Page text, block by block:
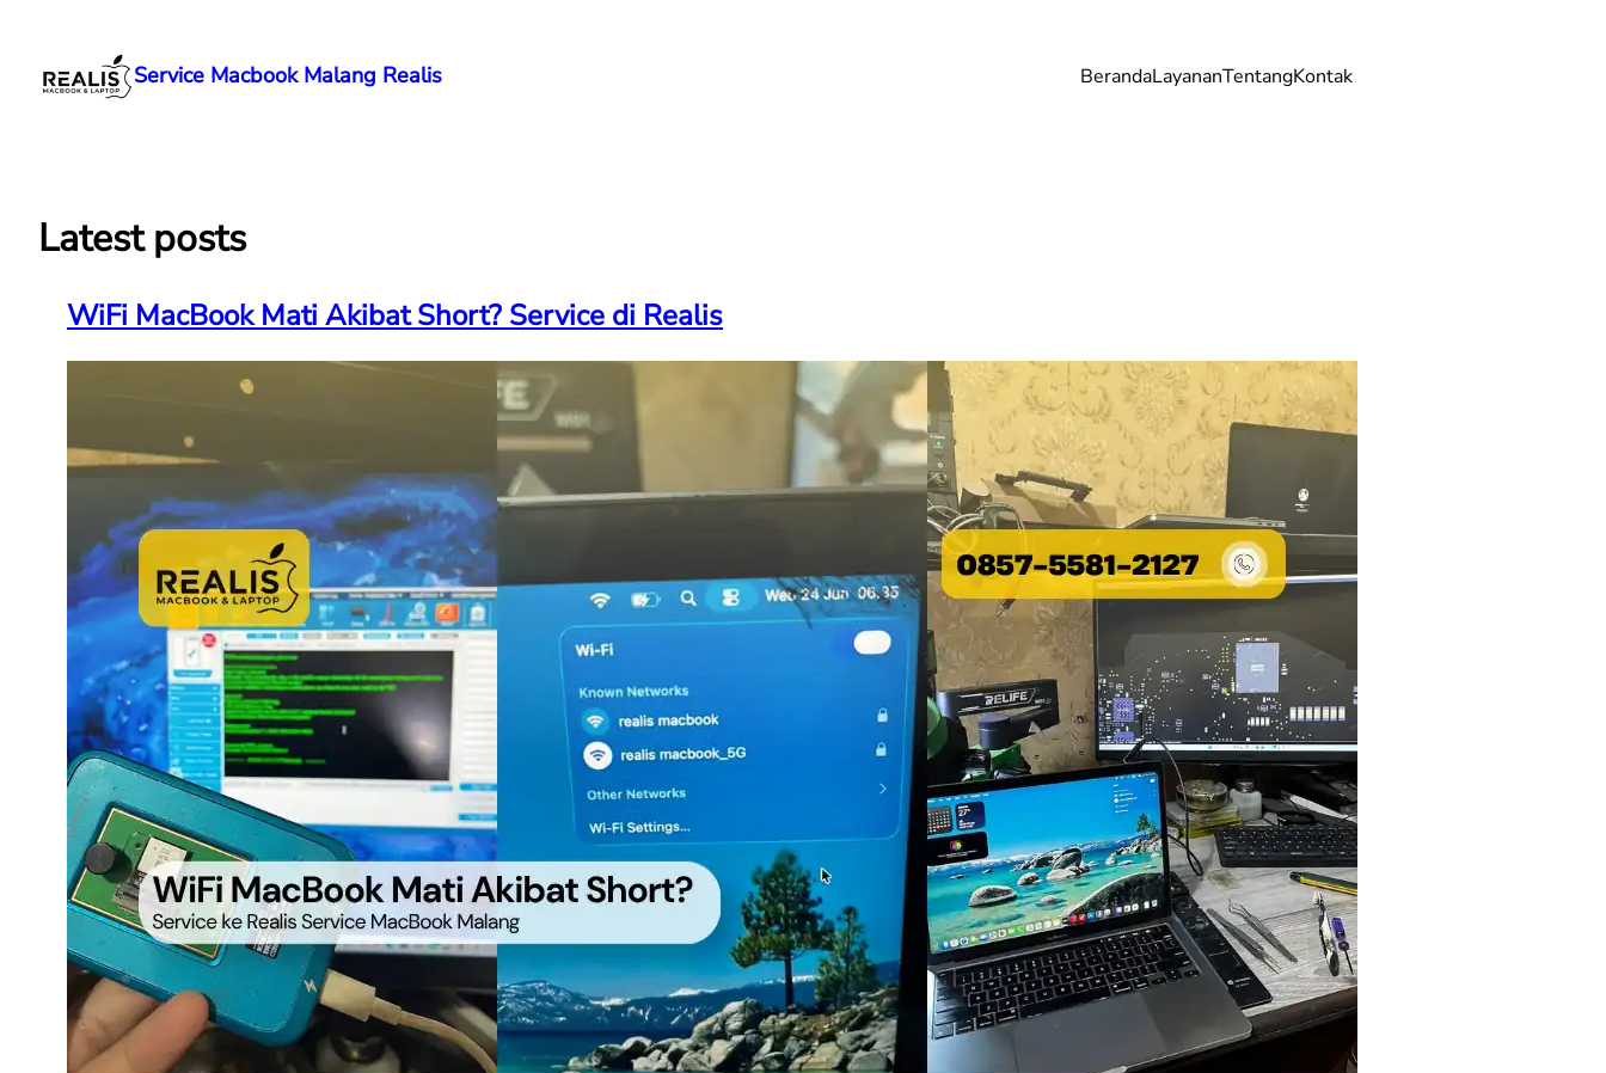
konten
Service Macbook Malang Realis BerandaLayananTentangKontak
Latest posts
WiFi MacBook Mati Akibat Short? Service di Realis